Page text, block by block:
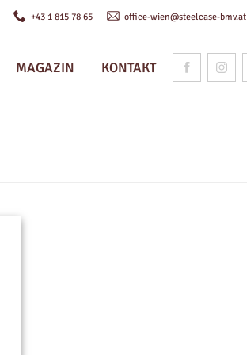
+43 1 815 78 65 office-wien@steelcase-bmv.at
MAGAZIN KONTAKT